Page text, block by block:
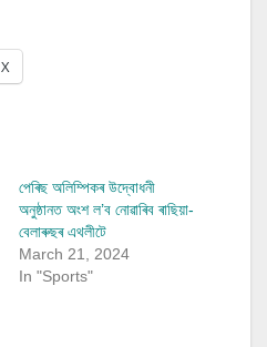
X
পেৰিছ অলিম্পিকৰ উদ্বোধনী
অনুষ্ঠানত অংশ ল’ব নোৱাৰিব ৰাছিয়া-
বেলাৰুছৰ এথলীটে
March 21, 2024
In "Sports"